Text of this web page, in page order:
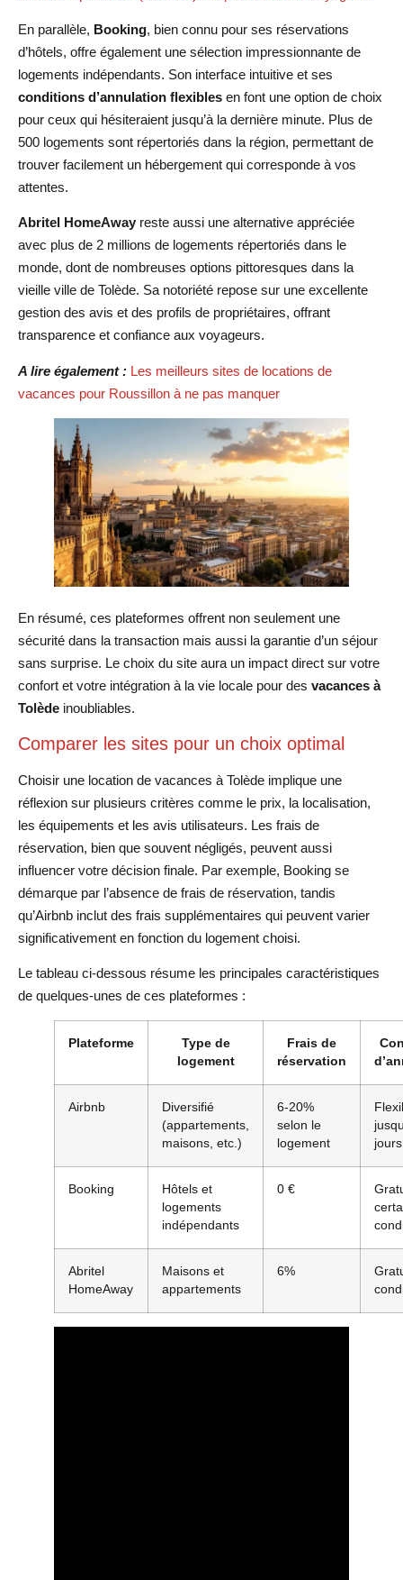
En parallèle, Booking, bien connu pour ses réservations
d’hôtels, offre également une sélection impressionnante de
logements indépendants. Son interface intuitive et ses
conditions d’annulation flexibles en font une option de choix
pour ceux qui hésiteraient jusqu’à la dernière minute. Plus de
500 logements sont répertoriés dans la région, permettant de
trouver facilement un hébergement qui corresponde à vos
attentes.
Abritel HomeAway reste aussi une alternative appréciée
avec plus de 2 millions de logements répertoriés dans le
monde, dont de nombreuses options pittoresques dans la
vieille ville de Tolède. Sa notoriété repose sur une excellente
gestion des avis et des profils de propriétaires, offrant
transparence et confiance aux voyageurs.
A lire également : Les meilleurs sites de locations de
vacances pour Roussillon à ne pas manquer
En résumé, ces plateformes offrent non seulement une
sécurité dans la transaction mais aussi la garantie d’un séjour
sans surprise. Le choix du site aura un impact direct sur votre
confort et votre intégration à la vie locale pour des vacances à
Tolède inoubliables.
Comparer les sites pour un choix optimal
Choisir une location de vacances à Tolède implique une
réflexion sur plusieurs critères comme le prix, la localisation,
les équipements et les avis utilisateurs. Les frais de
réservation, bien que souvent négligés, peuvent aussi
influencer votre décision finale. Par exemple, Booking se
démarque par l’absence de frais de réservation, tandis
qu’Airbnb inclut des frais supplémentaires qui peuvent varier
significativement en fonction du logement choisi.
Le tableau ci-dessous résume les principales caractéristiques
de quelques-unes de ces plateformes :
Plateforme
Type de
logement
Frais de
réservation
Airbnb
Diversifié
(appartements,
maisons, etc.)
6-20%
selon le
logement
Booking
Hôtels et
logements
indépendants
0 €
Abritel
HomeAway
Maisons et
appartements
6%